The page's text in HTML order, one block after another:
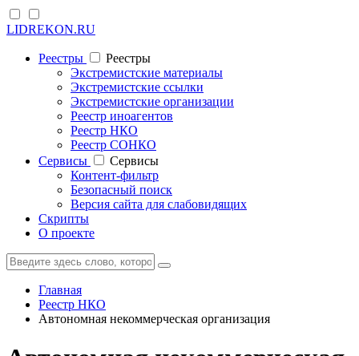
LIDREKON.RU
Реестры
Реестры
Экстремистские материалы
Экстремистские ссылки
Экстремистские организации
Реестр иноагентов
Реестр НКО
Реестр СОНКО
Cервисы
Cервисы
Контент-фильтр
Безопасный поиск
Версия сайта для слабовидящих
Скрипты
О проекте
Главная
Реестр НКО
Автономная некоммерческая организация